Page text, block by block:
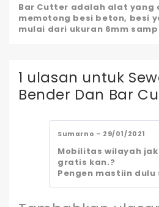
Bar Cutter adalah alat yang
memotong besi beton, besi
mulai dari ukuran 6mm
1 ulasan untuk
Bender Dan Bar
Sumarno – 29/01/2021
Mobilitas wilayah
gratis kan.?
Pengen mastiin dulu